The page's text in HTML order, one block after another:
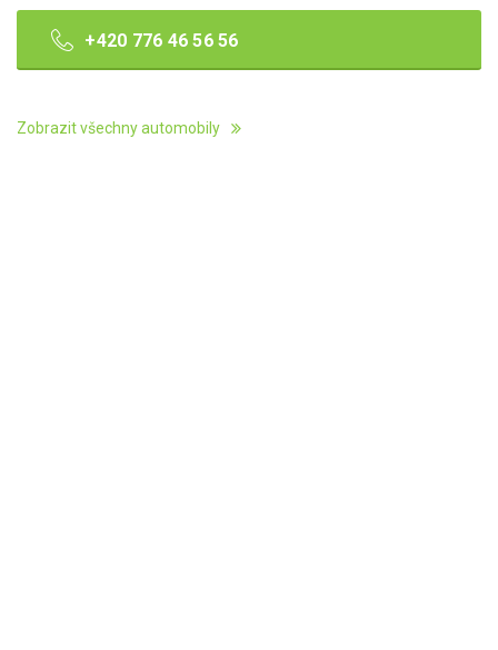
+420 776 46 56 56
Zobrazit všechny automobily